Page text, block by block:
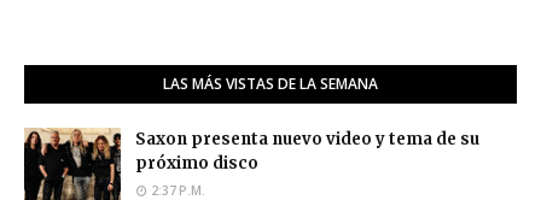
LAS MÁS VISTAS DE LA SEMANA
Saxon presenta nuevo video y tema de su
próximo disco
2:37 P.M.